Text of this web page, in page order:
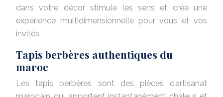
dans votre décor stimule les sens et crée une
expérience multidimensionnelle pour vous et vos
invités.
Tapis berbères authentiques du
maroc
Les tapis berbères sont des pièces d’artisanat